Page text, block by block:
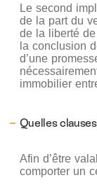
Le second
de la part du
de la liberté
la conclusion
d’une
immobilier
Quelles
Afin d’être
comporter un